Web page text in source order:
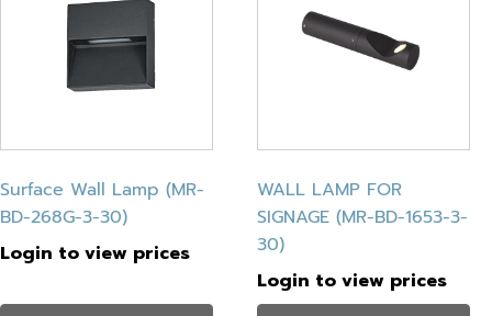
Surface Wall Lamp (MR-
BD-268G-3-30)
Login to view prices
WALL LAMP FOR
SIGNAGE (MR-BD-1653-3-
30)
Login to view prices